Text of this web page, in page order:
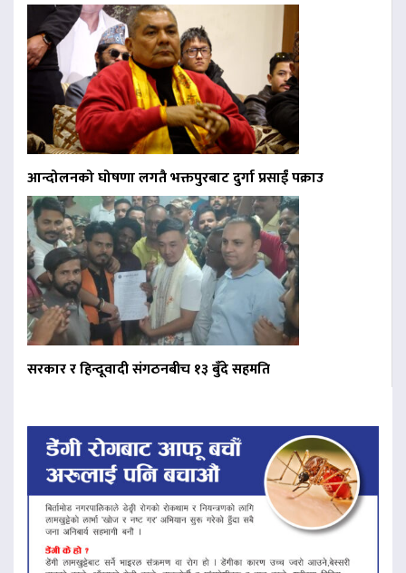
आन्दोलनको घोषणा लगतै भक्तपुरबाट दुर्गा प्रसाईं पक्राउ
सरकार र हिन्दूवादी संगठनबीच १३ बुँदे सहमति